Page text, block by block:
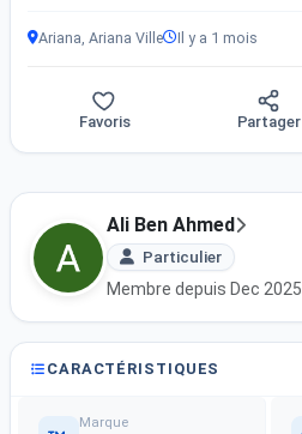
Ariana, Ariana Ville Il y a 1 mois
Favoris Partager
Ali Ben Ahmed
Particulier
Membre depuis Dec 2025
CARACTÉRISTIQUES
Marque